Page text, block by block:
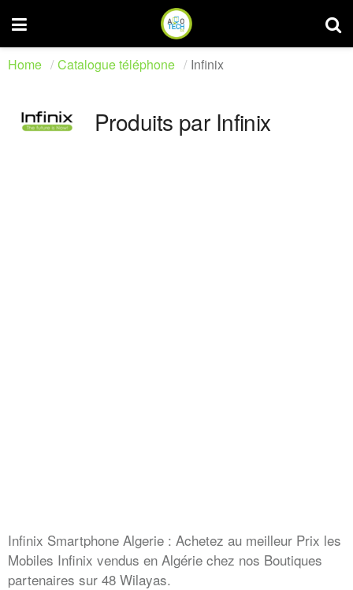
Home Catalogue téléphone Infinix
Produits par Infinix
Infinix Smartphone Algerie : Achetez au meilleur Prix les
Mobiles Infinix vendus en Algérie chez nos Boutiques
partenaires sur 48 Wilayas.